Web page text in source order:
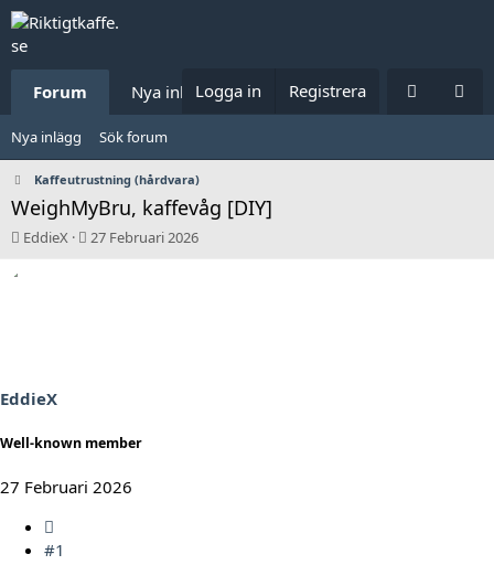
Forum Nya inlägg Om forumet
Logga in Registrera
Nya inlägg Sök forum
Kaffeutrustning (hårdvara)
WeighMyBru, kaffevåg [DIY]
T
t
r
e
EddieX
S
27 Februari 2026
EddieX
Well-known member
27 Februari 2026
#1